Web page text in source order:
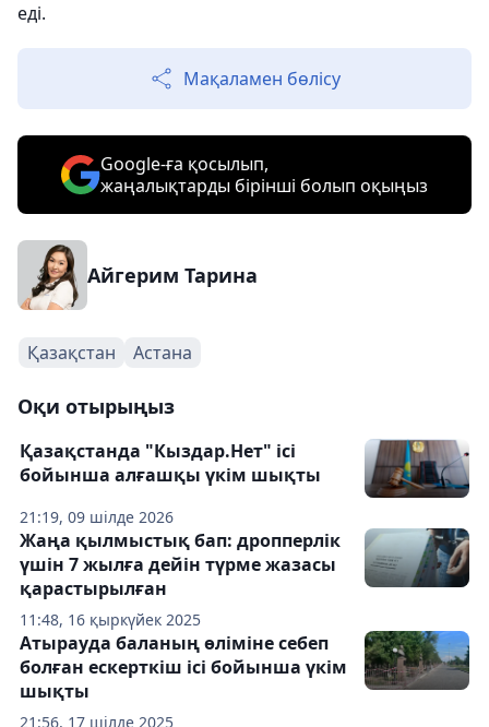
еді.
Мақаламен бөлісу
Google-ға қосылып,
жаңалықтарды бірінші болып оқыңыз
Айгерим Тарина
Қазақстан Астана
Оқи отырыңыз
21:19, 09 шілде 2026
Қазақстанда "Кыздар.Нет" ісі
бойынша алғашқы үкім шықты
11:48, 16 қыркүйек 2025
Жаңа қылмыстық бап: дропперлік
үшін 7 жылға дейін түрме жазасы
қарастырылған
21:56, 17 шілде 2025
Атырауда баланың өліміне себеп
болған ескерткіш ісі бойынша үкім
шықты